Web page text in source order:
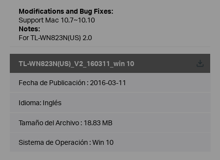
Modifications and Bug Fixes:
Support Mac 10.7~10.10
Notes:
For TL-WN823N(US) 2.0
TL-WN823N(US)_V2_160311_win 10
Fecha de Publicación : 2016-03-11
Idioma: Inglés
Tamaño del Archivo : 18.83 MB
Sistema de Operación : Win 10